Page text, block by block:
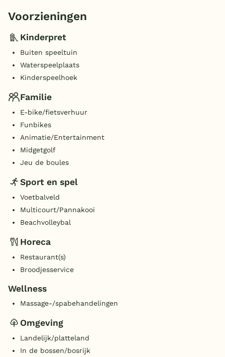
Voorzieningen
Kinderpret
Buiten speeltuin
Waterspeelplaats
Kinderspeelhoek
Familie
E-bike/fietsverhuur
Funbikes
Animatie/Entertainment
Midgetgolf
Jeu de boules
Sport en spel
Voetbalveld
Multicourt/Pannakooi
Beachvolleybal
Horeca
Restaurant(s)
Broodjesservice
Wellness
Massage-/spabehandelingen
Omgeving
Landelijk/platteland
In de bossen/bosrijk